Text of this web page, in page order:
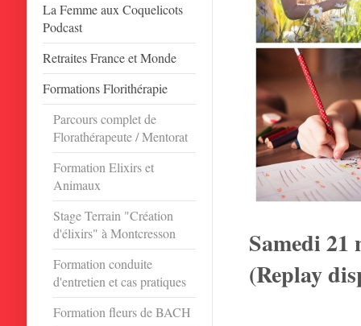
La Femme aux Coquelicots
Podcast
Retraites France et Monde
Formations Florithérapie
Parcours complet de
Florathérapeute / Mentorat
Formation Elixirs et
Animaux
Stage Terrain "Création
d'élixirs" à Montcresson
Formation conduite
d'entretien et cas pratiques
Formation fleurs de BACH
Samedi 21
(Replay